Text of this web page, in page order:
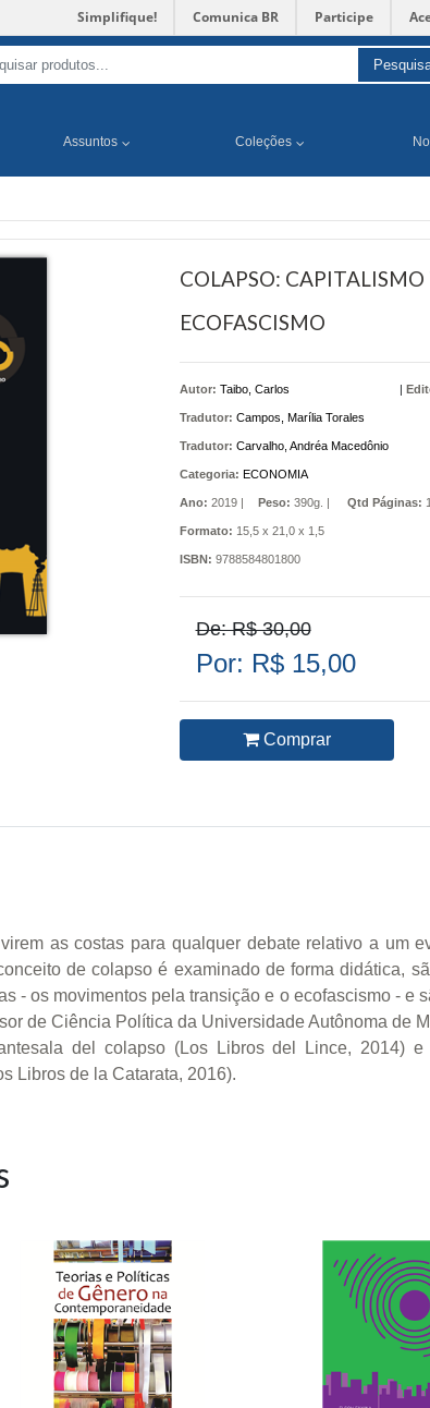
Simplifique! Comunica BR Participe
Assuntos Coleções
COLAPSO:
ECOFASCISMO
Autor: Taibo, Carlos
Tradutor: Campos, Marília Torales
Tradutor: Carvalho, Andréa Macedônio
|
Categoria: ECONOMIA
Ano: 2019 | Peso: 390g. | Qtd Páginas:
Formato: 15,5 x 21,0 x 1,5
ISBN: 9788584801800
De: R$ 30,00
Por: R$ 15,00
Comprar
as costas para qualquer debate relativo a um
de colapso é examinado de forma didática,
- os movimentos pela transição e o ecofascismo -
de Ciência Política da Universidade Autônoma de
del colapso (Los Libros del Lince, 2014)
Libros de la Catarata, 2016).